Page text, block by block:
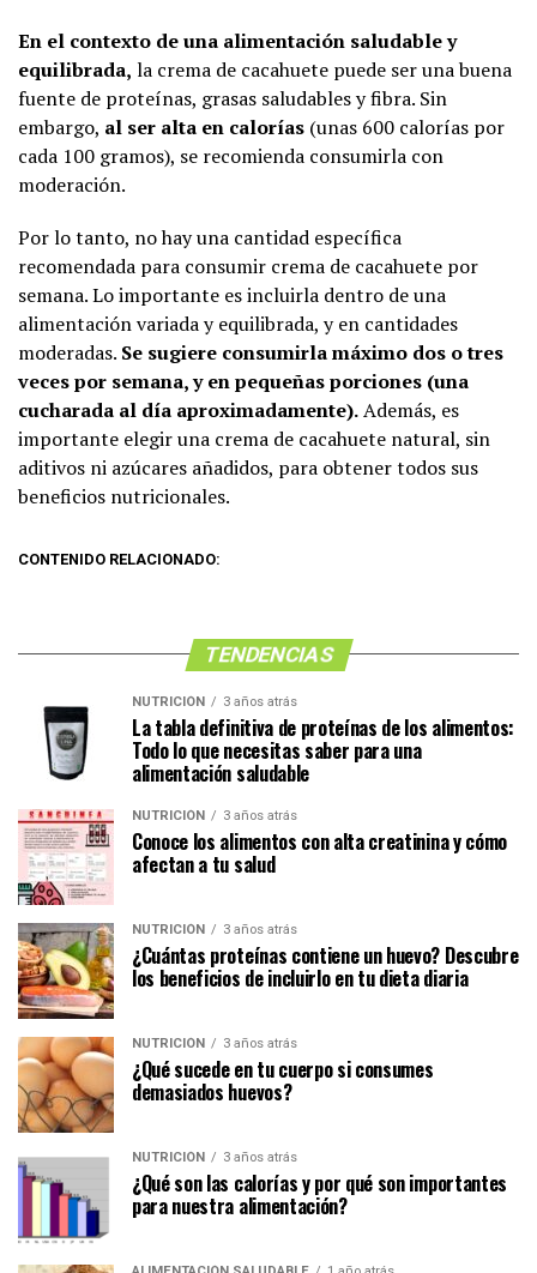
En el contexto de una alimentación saludable y
equilibrada, la crema de cacahuete puede ser una buena
fuente de proteínas, grasas saludables y fibra. Sin
embargo, al ser alta en calorías (unas 600 calorías por
cada 100 gramos), se recomienda consumirla con
moderación.
Por lo tanto, no hay una cantidad específica
recomendada para consumir crema de cacahuete por
semana. Lo importante es incluirla dentro de una
alimentación variada y equilibrada, y en cantidades
moderadas. Se sugiere consumirla máximo dos o tres
veces por semana, y en pequeñas porciones (una
cucharada al día aproximadamente).Además, es
importante elegir una crema de cacahuete natural, sin
aditivos ni azúcares añadidos, para obtener todos sus
beneficios nutricionales.
CONTENIDO RELACIONADO:
TENDENCIAS
NUTRICIÓN 3 años atrás
La tabla definitiva de proteínas de los alimentos:
Todo lo que necesitas saber para una
alimentación saludable
NUTRICIÓN 3 años atrás
Conoce los alimentos con alta creatinina y cómo
afectan a tu salud
NUTRICIÓN 3 años atrás
¿Cuántas proteínas contiene un huevo? Descubre
los beneficios de incluirlo en tu dieta diaria
NUTRICIÓN 3 años atrás
¿Qué sucede en tu cuerpo si consumes
demasiados huevos?
NUTRICIÓN 3 años atrás
¿Qué son las calorías y por qué son importantes
para nuestra alimentación?